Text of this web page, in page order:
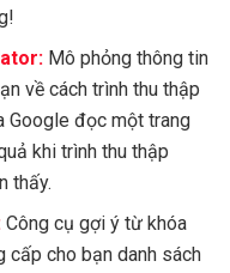
Mô phỏng thông tin
về cách trình thu thập
Google đọc một trang
khi trình thu thập
thấy.
Công cụ gợi ý từ khóa
cấp cho bạn danh sách